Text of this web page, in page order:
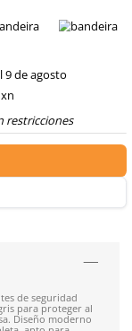
$5,000 mxn
*Aplican